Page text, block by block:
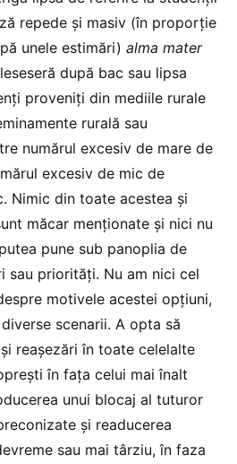
repede și masiv (în proporție
unele estimări) alma mater
după bac sau lipsa
proveniți din mediile rurale
rurală sau
numărul excesiv de mare de
excesiv de mic de
Nimic din toate acestea și
măcar menționate și nici nu
pune sub panoplia de
sau priorități. Nu am nici cel
motivele acestei opțiuni,
scenarii. A opta să
reașezări în toate celelalte
în fața celui mai înalt
unui blocaj al tuturor
și readucerea
sau mai târziu, în faza